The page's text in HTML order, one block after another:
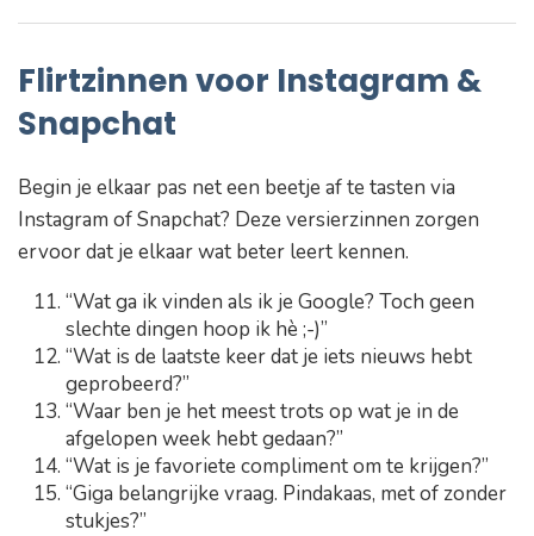
Flirtzinnen voor Instagram &
Snapchat
Begin je elkaar pas net een beetje af te tasten via
Instagram of Snapchat? Deze versierzinnen zorgen
ervoor dat je elkaar wat beter leert kennen.
“Wat ga ik vinden als ik je Google? Toch geen
slechte dingen hoop ik hè ;-)”
“Wat is de laatste keer dat je iets nieuws hebt
geprobeerd?”
“Waar ben je het meest trots op wat je in de
afgelopen week hebt gedaan?”
“Wat is je favoriete compliment om te krijgen?”
“Giga belangrijke vraag. Pindakaas, met of zonder
stukjes?”